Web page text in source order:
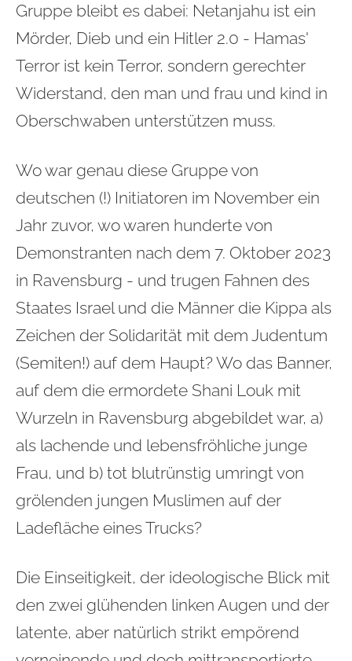
Gruppe bleibt es dabei: Netanjahu ist ein
Mörder, Dieb und ein Hitler 2.0 - Hamas'
Terror ist kein Terror, sondern gerechter
Widerstand, den man und frau und kind in
Oberschwaben unterstützen muss.
Wo war genau diese Gruppe von
deutschen (!) Initiatoren im November ein
Jahr zuvor, wo waren hunderte von
Demonstranten nach dem 7. Oktober 2023
in Ravensburg - und trugen Fahnen des
Staates Israel und die Männer die Kippa als
Zeichen der Solidarität mit dem Judentum
(Semiten!) auf dem Haupt? Wo das Banner,
auf dem die ermordete Shani Louk mit
Wurzeln in Ravensburg abgebildet war, a)
als lachende und lebensfröhliche junge
Frau, und b) tot blutrünstig umringt von
grölenden jungen Muslimen auf der
Ladefläche eines Trucks?
Die Einseitigkeit, der ideologische Blick mit
den zwei glühenden linken Augen und der
latente, aber natürlich strikt empörend